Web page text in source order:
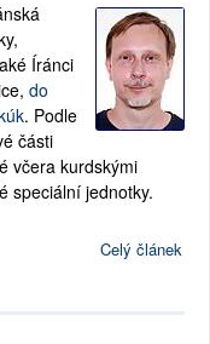
Íránci
do
. Podle
části
včera kurdskými
speciální jednotky.
Celý článek